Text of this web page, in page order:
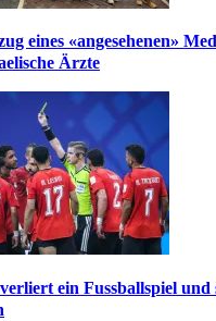
eines «angesehenen»
Ärzte
ein Fussballspiel und